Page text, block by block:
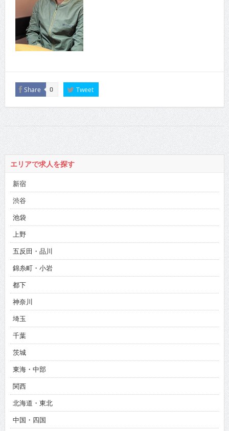
Share 0 Tweet
エリアで求人を探す
新宿
渋谷
池袋
上野
五反田・品川
錦糸町・小岩
都下
神奈川
埼玉
千葉
茨城
東海・中部
関西
北海道・東北
中国・四国